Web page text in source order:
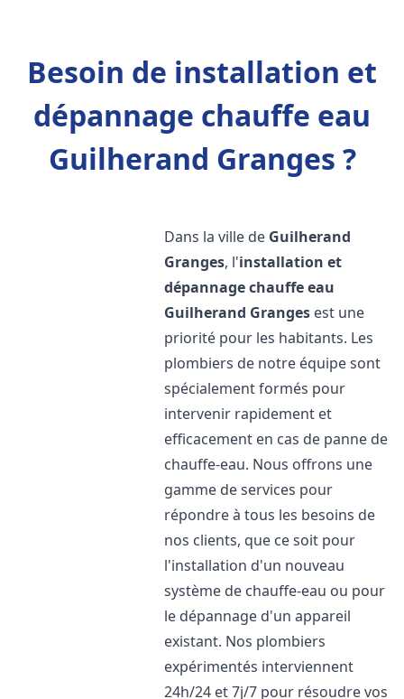
Besoin de installation et
dépannage chauffe eau
Guilherand Granges ?
Dans la ville de Guilherand
Granges, l'installation et
dépannage chauffe eau
Guilherand Granges est une
priorité pour les habitants. Les
plombiers de notre équipe sont
spécialement formés pour
intervenir rapidement et
efficacement en cas de panne de
chauffe-eau. Nous offrons une
gamme de services pour
répondre à tous les besoins de
nos clients, que ce soit pour
l'installation d'un nouveau
système de chauffe-eau ou pour
le dépannage d'un appareil
existant. Nos plombiers
expérimentés interviennent
24h/24 et 7j/7 pour résoudre vos